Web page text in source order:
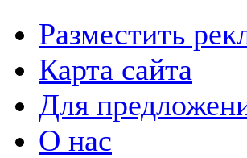
Разместить
Карта сайта
Для
О нас